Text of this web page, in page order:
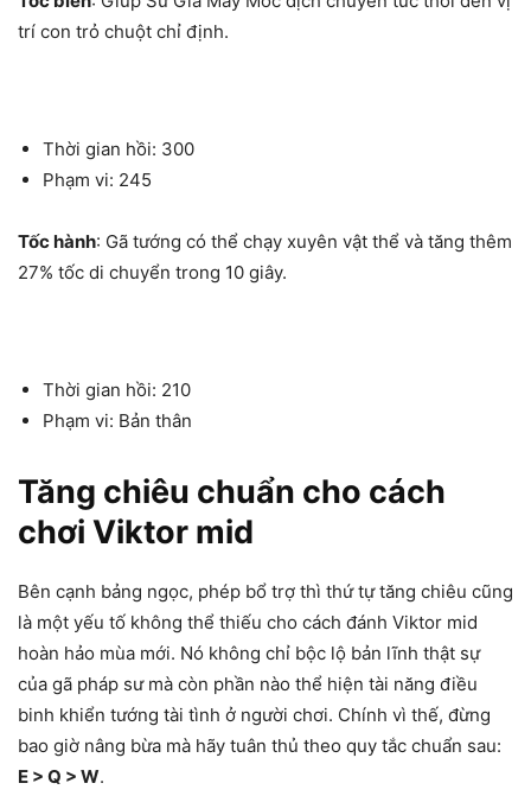
trí con trỏ chuột chỉ định.
Thời gian hồi: 300
Phạm vi: 245
Tốc hành: Gã tướng có thể chạy xuyên vật thể và tăng thêm
27% tốc di chuyển trong 10 giây.
Thời gian hồi: 210
Phạm vi: Bản thân
Tăng chiêu chuẩn cho cách
chơi Viktor mid
Bên cạnh bảng ngọc, phép bổ trợ thì thứ tự tăng chiêu cũng
là một yếu tố không thể thiếu cho cách đánh Viktor mid
hoàn hảo mùa mới. Nó không chỉ bộc lộ bản lĩnh thật sự
của gã pháp sư mà còn phần nào thể hiện tài năng điều
binh khiển tướng tài tình ở người chơi. Chính vì thế, đừng
bao giờ nâng bừa mà hãy tuân thủ theo quy tắc chuẩn sau:
E > Q > W.